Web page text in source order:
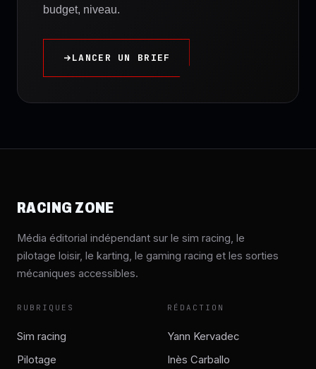
budget, niveau.
LANCER UN BRIEF
RACING ZONE
Média éditorial indépendant sur le sim racing, le
pilotage loisir, le karting, le gaming racing et les sorties
mécaniques accessibles.
RUBRIQUES
Sim racing
Pilotage
RÉDACTION
Yann Kervadec
Inès Carballo